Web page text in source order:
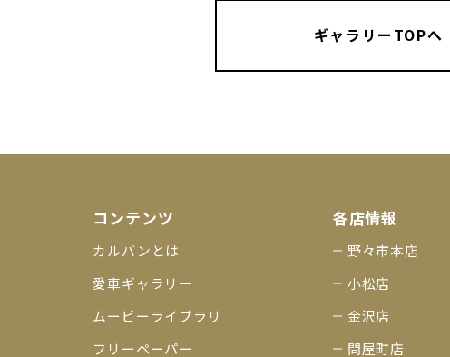
ギャラリーTOPへ
コンテンツ
カルバンとは
愛車ギャラリー
ムービーライブラリ
フリーペーパー
各店情報
野々市本店
小松店
金沢店
問屋町店